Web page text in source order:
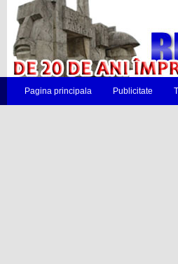
Pagina principala Publicitate